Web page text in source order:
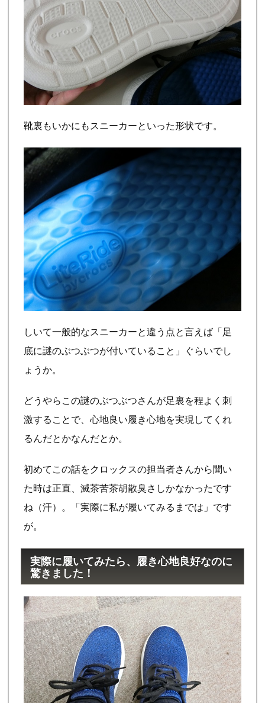
靴裏もいかにもスニーカーといった形状です。
しいて一般的なスニーカーと違う点と言えば「足
底に謎のぶつぶつが付いていること」ぐらいでし
ょうか。
どうやらこの謎のぶつぶつさんが足裏を程よく刺
激することで、心地良い履き心地を実現してくれ
るんだとかなんだとか。
初めてこの話をクロックスの担当者さんから聞い
た時は正直、滅茶苦茶胡散臭さしかなかったです
ね（汗）。「実際に私が履いてみるまでは」です
が。
実際に履いてみたら、履き心地良好なのに
驚きました！